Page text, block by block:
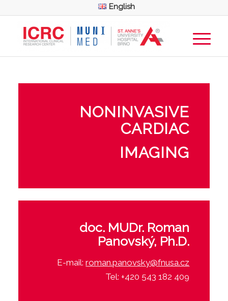
English
NONINVASIVE
CARDIAC
IMAGING
doc. MUDr. Roman
Panovský, Ph.D.
E-mail:roman.panovsky@fnusa.cz
Tel: +420 543 182 409